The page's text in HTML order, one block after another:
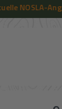
Angebote